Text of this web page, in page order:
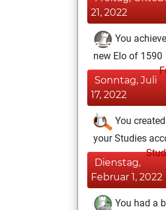
21, 2022
You
new Elo of 1590
Sonntag, Juli
17, 2022
You created
your Studies
Dienstag,
Februar 1, 2022
You had a